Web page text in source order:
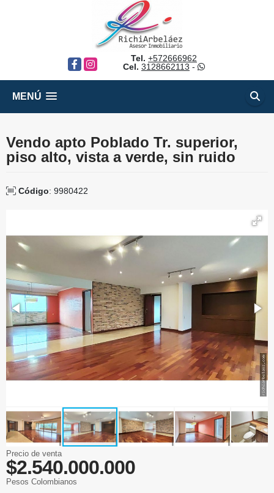
FacebookInstagram
Tel. +572666962
Cel. 3128662113 -
MENÚ
Vendo apto Poblado Tr. superior,
piso alto, vista a verde, sin ruido
Código: 9980422
Precio de venta
$2.540.000.000
Pesos Colombianos